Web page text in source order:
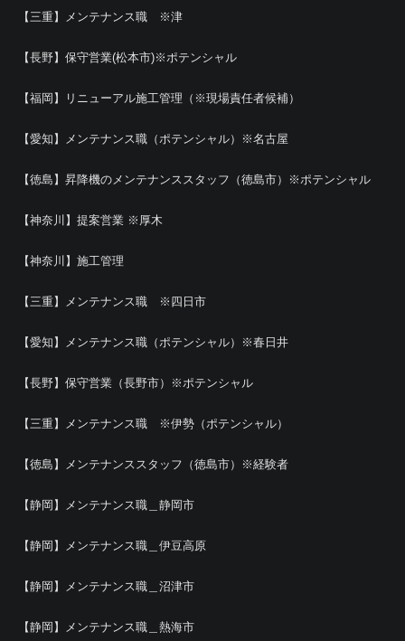
【三重】メンテナンス職 ※津
【長野】保守営業(松本市)※ポテンシャル
【福岡】リニューアル施工管理（※現場責任者候補）
【愛知】メンテナンス職（ポテンシャル）※名古屋
【徳島】昇降機のメンテナンススタッフ（徳島市）※ポテンシャル
【神奈川】提案営業 ※厚木
【神奈川】施工管理
【三重】メンテナンス職 ※四日市
【愛知】メンテナンス職（ポテンシャル）※春日井
【長野】保守営業（長野市）※ポテンシャル
【三重】メンテナンス職 ※伊勢（ポテンシャル）
【徳島】メンテナンススタッフ（徳島市）※経験者
【静岡】メンテナンス職＿静岡市
【静岡】メンテナンス職＿伊豆高原
【静岡】メンテナンス職＿沼津市
【静岡】メンテナンス職＿熱海市